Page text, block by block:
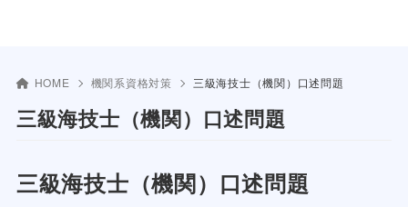
HOME 機関系資格対策 三級海技士（機関）口述問題
三級海技士（機関）口述問題
三級海技士（機関）口述問題